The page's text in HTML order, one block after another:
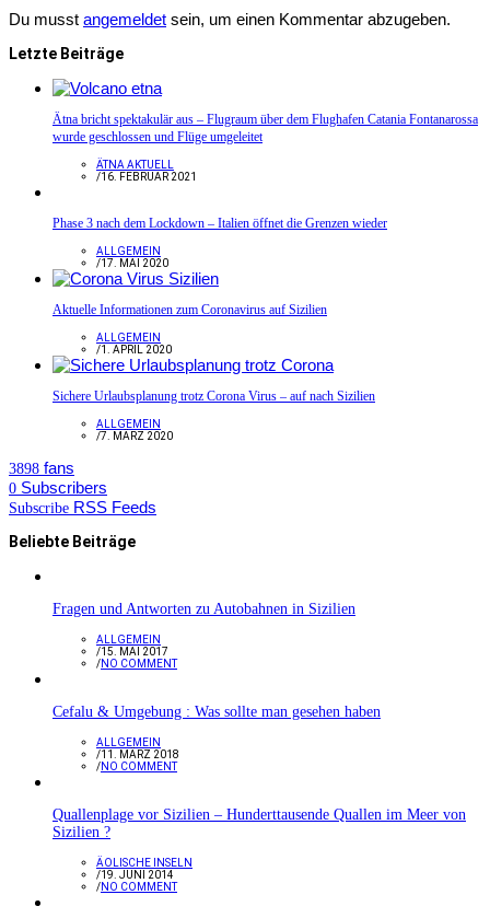
Du musst angemeldet sein, um einen Kommentar abzugeben.
Letzte Beiträge
Ätna bricht spektakulär aus – Flugraum über dem Flughafen Catania Fontanarossa
wurde geschlossen und Flüge umgeleitet
ÄTNA AKTUELL
/16. FEBRUAR 2021
Phase 3 nach dem Lockdown – Italien öffnet die Grenzen wieder
ALLGEMEIN
/17. MAI 2020
Aktuelle Informationen zum Coronavirus auf Sizilien
ALLGEMEIN
/1. APRIL 2020
Sichere Urlaubsplanung trotz Corona Virus – auf nach Sizilien
ALLGEMEIN
/7. MÄRZ 2020
3898 fans
0 Subscribers
Subscribe RSS Feeds
Beliebte Beiträge
Fragen und Antworten zu Autobahnen in Sizilien
ALLGEMEIN
/15. MAI 2017
/NO COMMENT
Cefalu & Umgebung : Was sollte man gesehen haben
ALLGEMEIN
/11. MÄRZ 2018
/NO COMMENT
Quallenplage vor Sizilien – Hunderttausende Quallen im Meer von
Sizilien ?
ÄOLISCHE INSELN
/19. JUNI 2014
/NO COMMENT